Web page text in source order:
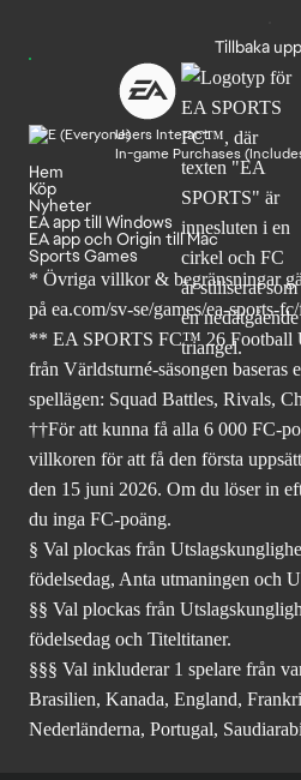
Tillbaka upp
Users Interact
In-game Purchases
Hem
Köp
Nyheter
EA app till Windows
EA app och Origin till Mac
Sports Games
* Övriga villkor & begränsningar
på ea.com/sv-se/games/ea-sports-
** EA SPORTS FC™ 26 Football
från Världsturné-säsongen baseras
spellägen: Squad Battles, Rivals,
††För att kunna få alla 6 000 FC-
villkoren för att få den första
den 15 juni 2026. Om du löser in
du inga FC-poäng.
§ Val plockas från
födelsedag, Anta utmaningen och
§§ Val plockas från
födelsedag och Titeltitaner.
§§§ Val inkluderar 1 spelare från
Brasilien, Kanada, England,
Nederländerna, Portugal,